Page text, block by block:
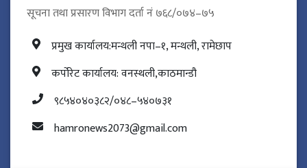
सूचना तथा प्रसारण विभाग दर्ता नं ७६८/०७४–७५
प्रमुख कार्यालय:मन्थली नपा–१, मन्थली, रामेछाप
कर्पोरेट कार्यालय: वनस्थली,काठमान्डौ
९८५४०४०३८२/०४८–५४०७३१
hamronews2073@gmail.com